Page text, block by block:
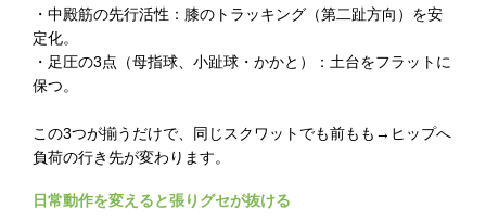
・中殿筋の先行活性：膝のトラッキング（第二趾方向）を安
定化。
・足圧の3点（母指球、小趾球・かかと）：土台をフラットに
保つ。
この3つが揃うだけで、同じスクワットでも前もも→ヒップへ
負荷の行き先が変わります。
日常動作を変えると張りグセが抜ける